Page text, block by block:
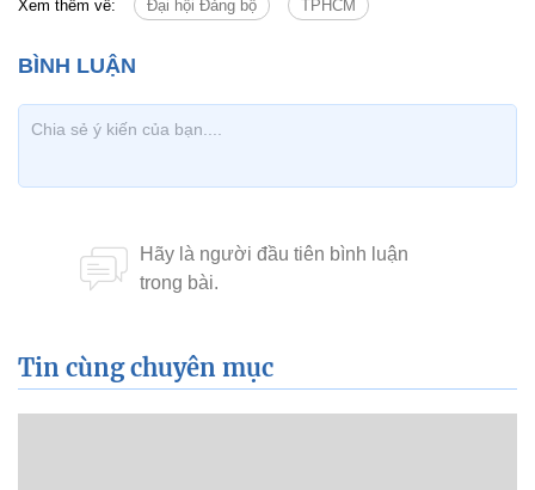
Xem thêm về: Đại hội Đảng bộ TPHCM
Tin cùng chuyên mục